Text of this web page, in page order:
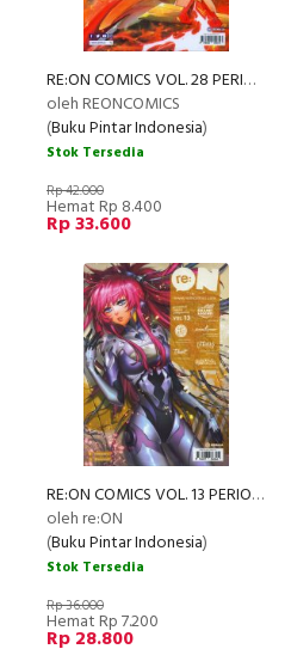
RE:ON COMICS VOL. 28 PERIODICAL COMICS COMPILATION
oleh REONCOMICS
(Buku Pintar Indonesia)
Stok Tersedia
Rp 42.000
Hemat Rp 8.400
Rp 33.600
RE:ON COMICS VOL. 13 PERIODICAL COMICS COMPILATION
oleh re:ON
(Buku Pintar Indonesia)
Stok Tersedia
Rp 36.000
Hemat Rp 7.200
Rp 28.800